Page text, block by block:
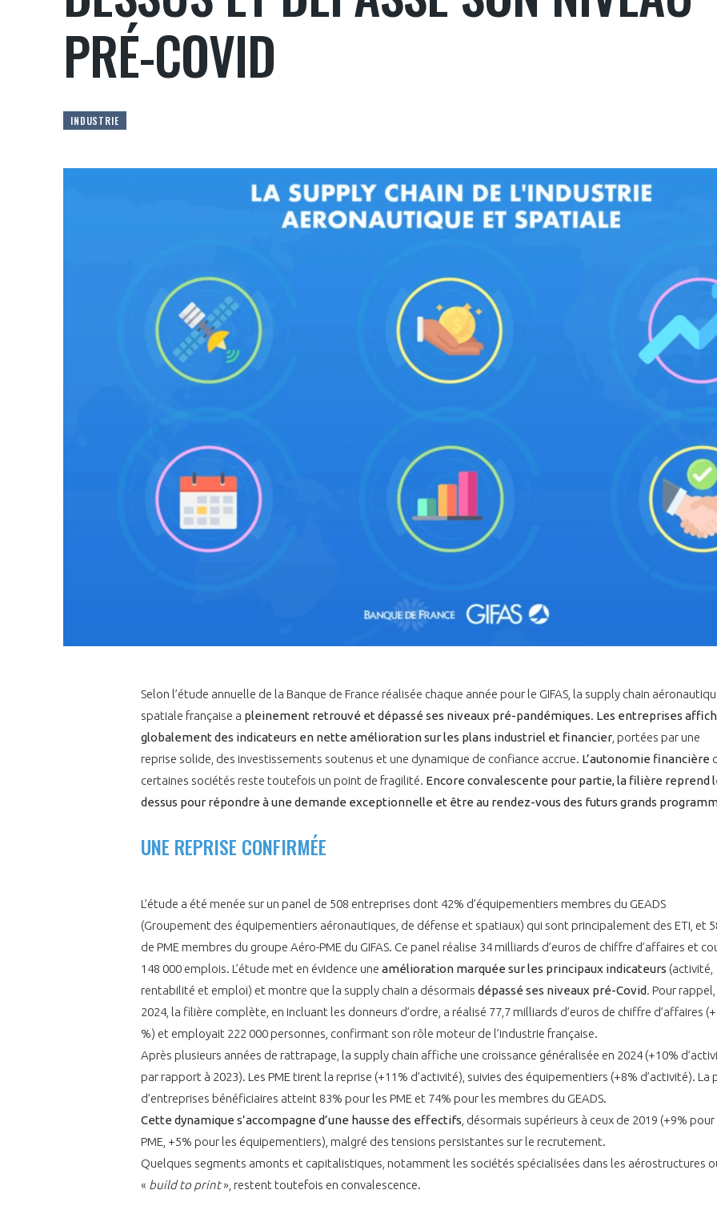
PRÉ-COVID
INDUSTRIE
Selon l’étude annuelle de la Banque de France réalisée chaque année pour le GIFAS, la supply chain
spatiale française a pleinement retrouvé et dépassé ses niveaux pré-pandémiques. Les entreprises
globalement des indicateurs en nette amélioration sur les plans industriel et financier , portées par une
reprise solide, des investissements soutenus et une dynamique de confiance accrue. L’autonomie financière
certaines sociétés reste toutefois un point de fragilité. Encore convalescente pour partie, la filière reprend
dessus pour répondre à une demande exceptionnelle et être au rendez-vous des futurs grands
UNE REPRISE CONFIRMÉE
L’étude a été menée sur un panel de 508 entreprises dont 42% d’équipementiers membres du GEADS
(Groupement des équipementiers aéronautiques, de défense et spatiaux) qui sont principalement des ETI, et
de PME membres du groupe Aéro-PME du GIFAS. Ce panel réalise 34 milliards d’euros de chiffre d’affaires et
148 000 emplois. L’étude met en évidence une amélioration marquée sur les principaux indicateurs (activité,
rentabilité et emploi) et montre que la supply chain a désormais dépassé ses niveaux pré-Covid. Pour rappel,
2024, la filière complète, en incluant les donneurs d’ordre, a réalisé 77,7 milliards d’euros de chiffre d’affaires
%) et employait 222 000 personnes, confirmant son rôle moteur de l’industrie française.
Après plusieurs années de rattrapage, la supply chain affiche une croissance généralisée en 2024 (+10%
par rapport à 2023). Les PME tirent la reprise (+11% d’activité), suivies des équipementiers (+8% d’activité). La
d’entreprises bénéficiaires atteint 83% pour les PME et 74% pour les membres du GEADS.
Cette dynamique s’accompagne d’une hausse des effectifs , désormais supérieurs à ceux de 2019 (+9% pour
PME, +5% pour les équipementiers), malgré des tensions persistantes sur le recrutement.
Quelques segments amonts et capitalistiques, notamment les sociétés spécialisées dans les aérostructures
« build to print», restent toutefois en convalescence.